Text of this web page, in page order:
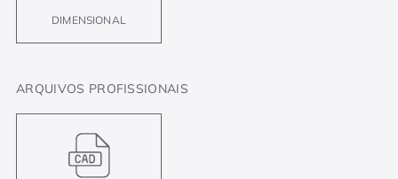
DIMENSIONAL
ARQUIVOS PROFISSIONAIS